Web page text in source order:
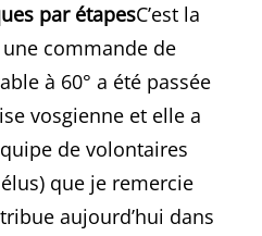
par étapesC’est la
commande de
à 60° a été passée
vosgienne et elle a
de volontaires
que je remercie
aujourd’hui dans